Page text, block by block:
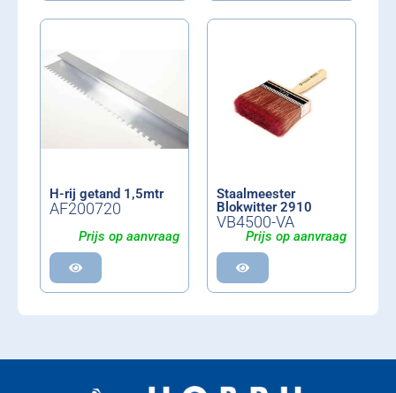
H-rij getand 1,5mtr
AF200720
Prijs op aanvraag
Staalmeester
Blokwitter 2910
VB4500-VA
Prijs op aanvraag